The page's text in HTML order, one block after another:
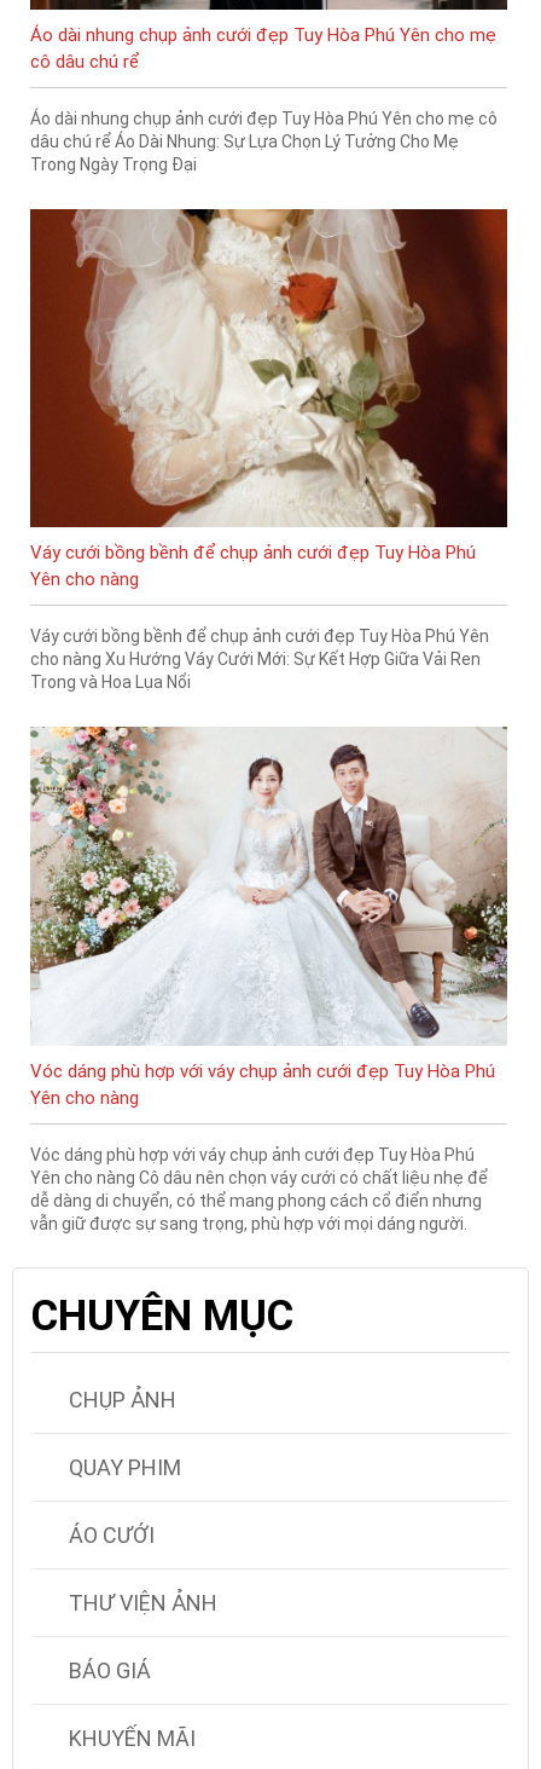
Áo dài nhung chụp ảnh cưới đẹp Tuy Hòa Phú Yên cho mẹ
cô dâu chú rể
Áo dài nhung chụp ảnh cưới đẹp Tuy Hòa Phú Yên cho mẹ cô
dâu chú rể Áo Dài Nhung: Sự Lựa Chọn Lý Tưởng Cho Mẹ
Trong Ngày Trọng Đại
Váy cưới bồng bềnh để chụp ảnh cưới đẹp Tuy Hòa Phú
Yên cho nàng
Váy cưới bồng bềnh để chụp ảnh cưới đẹp Tuy Hòa Phú Yên
cho nàng Xu Hướng Váy Cưới Mới: Sự Kết Hợp Giữa Vải Ren
Trong và Hoa Lụa Nổi
Vóc dáng phù hợp với váy chụp ảnh cưới đẹp Tuy Hòa Phú
Yên cho nàng
Vóc dáng phù hợp với váy chụp ảnh cưới đẹp Tuy Hòa Phú
Yên cho nàng Cô dâu nên chọn váy cưới có chất liệu nhẹ để
dễ dàng di chuyển, có thể mang phong cách cổ điển nhưng
vẫn giữ được sự sang trọng, phù hợp với mọi dáng người.
CHUYÊN MỤC
CHỤP ẢNH
QUAY PHIM
ÁO CƯỚI
THƯ VIỆN ẢNH
BÁO GIÁ
KHUYẾN MÃI